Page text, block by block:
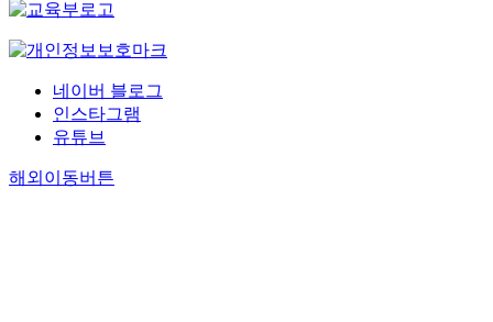
네이버 블로그
인스타그램
유튜브
해외이동버튼